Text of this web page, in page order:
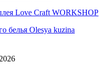
Love Craft WORKSHOP
белья Olesya kuzina